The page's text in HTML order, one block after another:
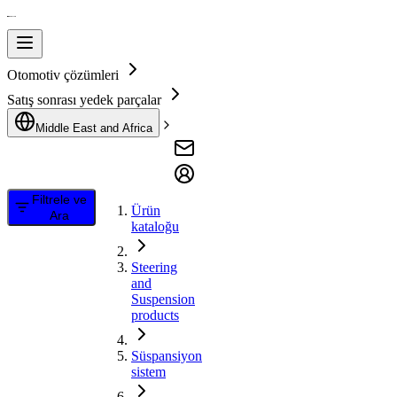
Otomotiv çözümleri
Satış sonrası yedek parçalar
Middle East and Africa
Filtrele ve
Ara
Ürün
kataloğu
Steering
and
Suspension
products
Süspansiyon
sistem